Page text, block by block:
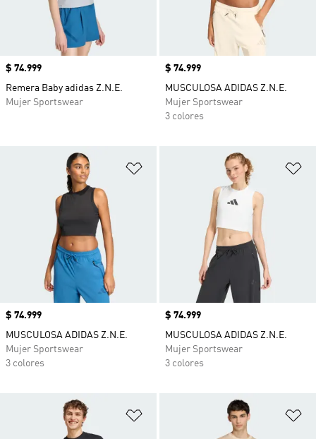
Precio
$ 74.999
Remera Baby adidas Z.N.E.
Mujer Sportswear
Precio
$ 74.999
MUSCULOSA ADIDAS Z.N.E.
Mujer Sportswear
3 colores
Añadir a la lista de deseos
Precio
$ 74.999
MUSCULOSA ADIDAS Z.N.E.
Mujer Sportswear
3 colores
Precio
$ 74.999
MUSCULOSA ADIDAS Z.N.E.
Mujer Sportswear
3 colores
Añadir a la lista de deseos